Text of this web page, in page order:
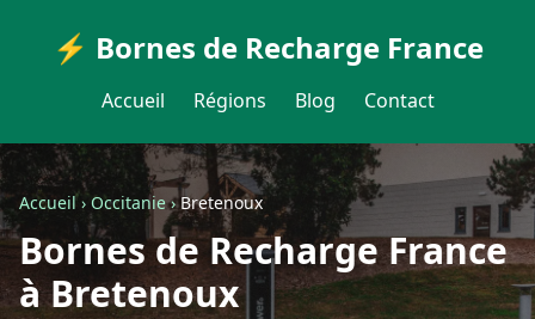
⚡ Bornes de Recharge France
Accueil Régions Blog Contact
Accueil›Occitanie›Bretenoux
Bornes de Recharge France
à Bretenoux